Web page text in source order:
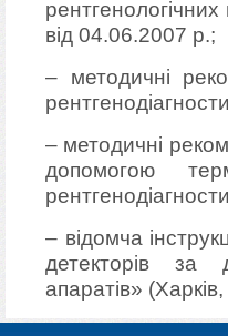
від 04.06.2007 р.;
– методичні
– методичні
допомогою
– відомча
детекторів за
апаратів»